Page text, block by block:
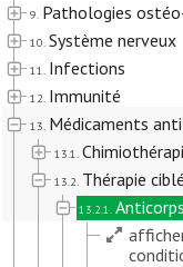
9. Pathologies
10. Système nerveux
11. Infections
12. Immunité
13. Médicaments
13.1.
13.2. Thérapie
13.2.1.